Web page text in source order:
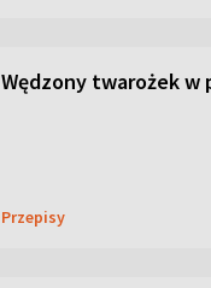
Wędzony twarożek w
Przepisy